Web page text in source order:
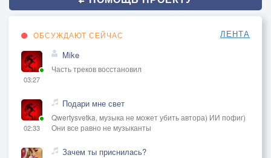
ОБСУЖДАЮТ СЕЙЧАС ЛЕНТА
03:27
Mike
Часть треков восстановил
02:33
Подари мне свет
Qwertysvetka, музыка не может убить автора) ИИ пофиг)
Они все равно не музыканты
Зачем ты приснилась?